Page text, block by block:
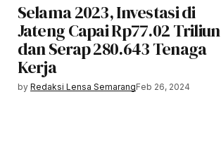
Selama 2023, Investasi di
Jateng Capai Rp77.02 Triliun
dan Serap 280.643 Tenaga
Kerja
by Redaksi Lensa SemarangFeb 26, 2024